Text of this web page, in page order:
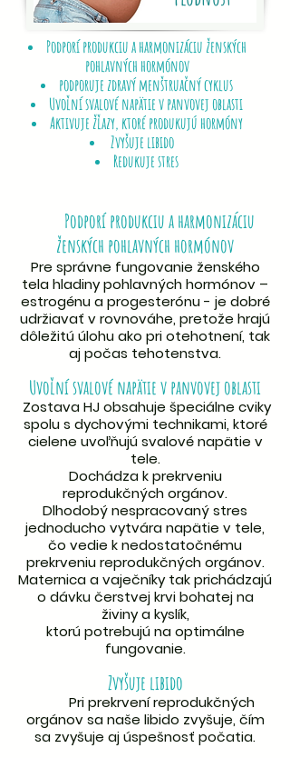
Podporí produkciu a harmonizáciu ženských
pohlavných hormónov
podporuje zdravý menštruačný cyklus
Uvoľní svalové napätie v panvovej oblasti
Aktivuje žľazy, ktoré produkujú hormóny
Zvyšuje libido​
Redukuje stres
Podporí produkciu a harmonizáciu
ženských pohlavných hormónov
Pre správne fungovanie ženského
tela hladiny pohlavných hormónov –
estrogénu a progesterónu - je dobré
udržiavať v rovnováhe, pretože hrajú
dôležitú úlohu ako pri otehotnení, tak
aj počas tehotenstva.
Uvoľní svalové napätie v panvovej oblasti
Zostava HJ obsahuje špeciálne cviky
spolu s dychovými technikami, ktoré
cielene uvoľňujú svalové napätie v
tele.
Dochádza k prekrveniu
reprodukčných orgánov.
Dlhodobý nespracovaný stres
jednoducho vytvára napätie v tele,
čo vedie k nedostatočnému
prekrveniu reprodukčných orgánov.
Maternica a vaječníky tak prichádzajú
o dávku čerstvej krvi bohatej na
živiny a kyslík,
ktorú potrebujú na optimálne
fungovanie.
Zvyšuje libido
Pri prekrvení reprodukčných
orgánov sa naše libido zvyšuje, čím
sa zvyšuje aj úspešnosť počatia.